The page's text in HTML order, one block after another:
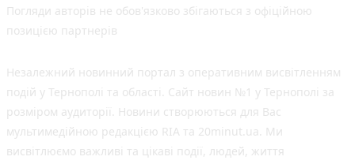
Погляди авторів не обов'язково збігаються з офіційною
позицією партнерів
Незалежний новинний портал з оперативним висвітленням
подій у Тернополі та області. Сайт новин №1 у Тернополі за
розміром аудиторії. Новини створюються для Вас
мультимедійною редакцією RIA та 20minut.ua. Ми
висвітлюємо важливі та цікаві події, людей, життя